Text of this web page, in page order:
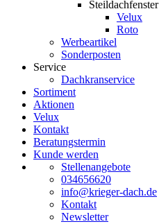
Steildachfenster
Velux
Roto
Werbeartikel
Sonderposten
Service
Dachkranservice
Sortiment
Aktionen
Velux
Kontakt
Beratungstermin
Kunde werden
Stellenangebote
034656620
info@krieger-dach.de
Kontakt
Newsletter